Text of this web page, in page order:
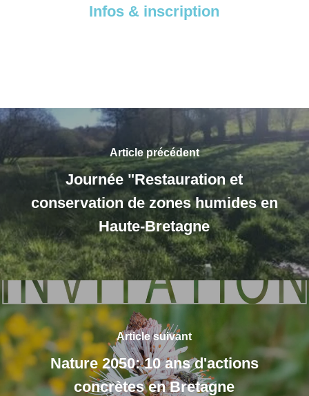
Infos & inscription
Article précédent
Journée "Restauration et
conservation de zones humides en
Haute-Bretagne
Article suivant
Nature 2050: 10 ans d'actions
concrètes en Bretagne